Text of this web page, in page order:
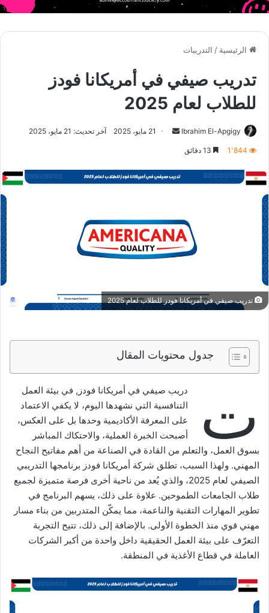
الرئيسية / التدريبات
تدريب صيفي في أمريكانا فودز
للطلاب لعام 2025
Ibrahim El-Apgigy
أرسل
21 مايو، 2025 آخر تحديث: 21 مايو، 2025
1٬844
تدريب صيفي في أمريكانا فودز للطلاب لعام 2025
جدول محتويات المقال
ت
دريب صيفي في أمريكانا فودز, في بيئة العمل
التنافسية التي نشهدها اليوم، لا يكفي الاعتماد
على المعرفة الأكاديمية وحدها بل على العكس،
أصبحت الخبرة العملية، والاحتكاك المباشر
بسوق العمل، والتعلم من القادة في الصناعة من أهم مفاتيح النجاح
المهني. ولهذا السبب، تطلق شركة أمريكانا فودز برنامجها التدريبي
الصيفي لعام 2025، والذي يُعد من ناحية أخرى فرصة متميزة لجميع
طلاب الجامعات الطموحين. علاوة على ذلك، يسهم البرنامج في
تطوير المهارات التقنية والناعمة، مما يمكّن المتدربين من بناء مسار
مهني قوي منذ الخطوة الأولى. بالإضافة إلى ذلك، تتيح التجربة
التعرّف على بيئة العمل الحقيقية داخل واحدة من أكبر الشركات
العاملة في قطاع الأغذية في المنطقة.